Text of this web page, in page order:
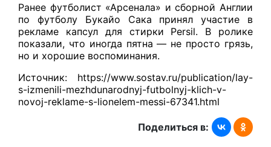
Ранее футболист «Арсенала» и сборной Англии
по футболу Букайо Сака принял участие в
рекламе капсул для стирки Persil. В ролике
показали, что иногда пятна — не просто грязь,
но и хорошие воспоминания.
Источник: https://www.sostav.ru/publication/lay-
s-izmenili-mezhdunarodnyj-futbolnyj-klich-v-
novoj-reklame-s-lionelem-messi-67341.html
Поделиться в: